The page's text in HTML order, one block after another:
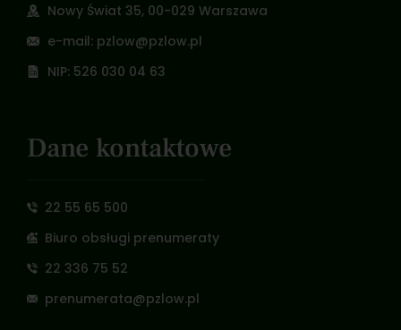
Nowy Świat 35, 00-029 Warszawa
e-mail: pzlow@pzlow.pl
NIP: 526 030 04 63
Dane kontaktowe
22 55 65 500
Biuro obsługi prenumeraty
22 336 75 52
prenumerata@pzlow.pl